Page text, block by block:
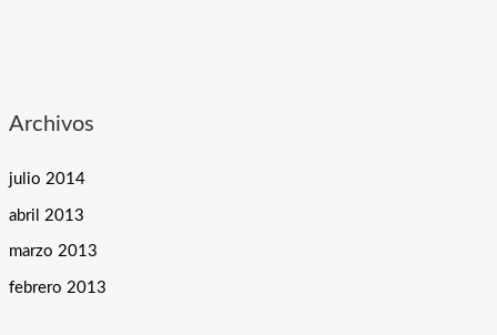
Archivos
julio 2014
abril 2013
marzo 2013
febrero 2013